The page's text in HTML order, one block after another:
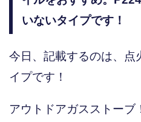
いないタイプです！
今日、記載するのは、点
イプです！
アウトドアガスストーブ